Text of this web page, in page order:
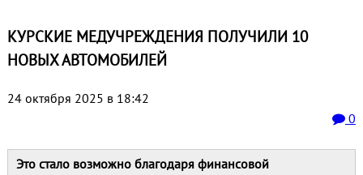
КУРСКИЕ МЕДУЧРЕЖДЕНИЯ ПОЛУЧИЛИ 10
НОВЫХ АВТОМОБИЛЕЙ
24 октября 2025 в 18:42
0
Это стало возможно благодаря финансовой